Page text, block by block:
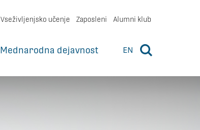
Vseživljenjsko učenje Zaposleni Alumni klub
Mednarodna dejavnost EN